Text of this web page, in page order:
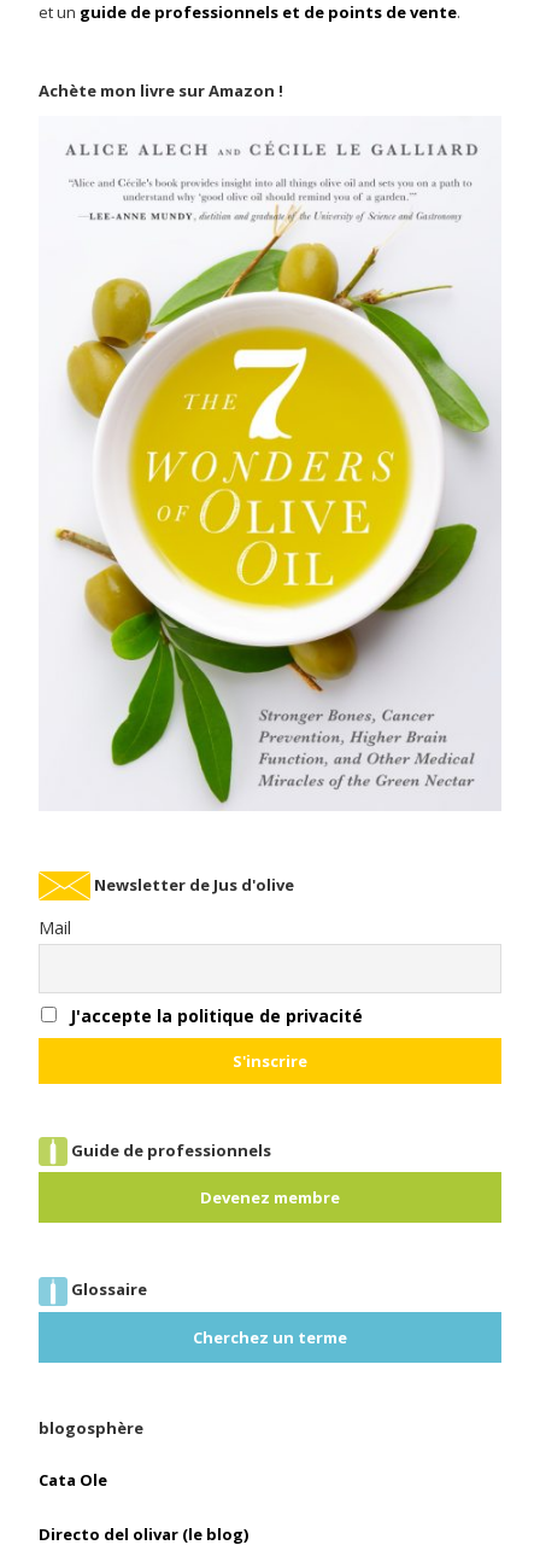
et un guide de professionnels et de points de vente.
Achète mon livre sur Amazon !
Newsletter de Jus d'olive
Mail
J'accepte la politique de privacité
Guide de professionnels
Devenez membre
Glossaire
Cherchez un terme
blogosphère
Cata Ole
Directo del olivar (le blog)